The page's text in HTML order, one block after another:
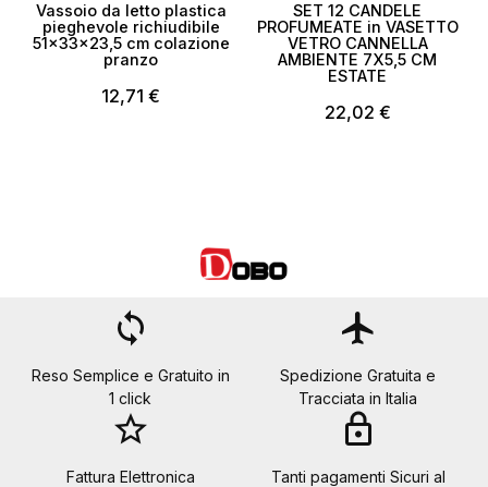
Vassoio da letto plastica
pieghevole richiudibile
51x33x23,5 cm colazione
pranzo
12,71 €
SET 12 CANDELE
PROFUMEATE in VASETTO
VETRO CANNELLA
AMBIENTE 7X5,5 CM
ESTATE
22,02 €
loop
Reso Semplice e Gratuito in
1 click
flight
Spedizione Gratuita e
Tracciata in Italia
star_border
Fattura Elettronica
lock
Tanti pagamenti Sicuri al